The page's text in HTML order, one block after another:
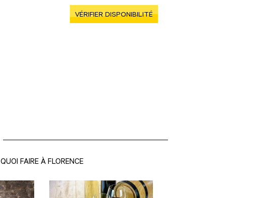
VÉRIFIER DISPONIBILITÉ
QUOI FAIRE À FLORENCE